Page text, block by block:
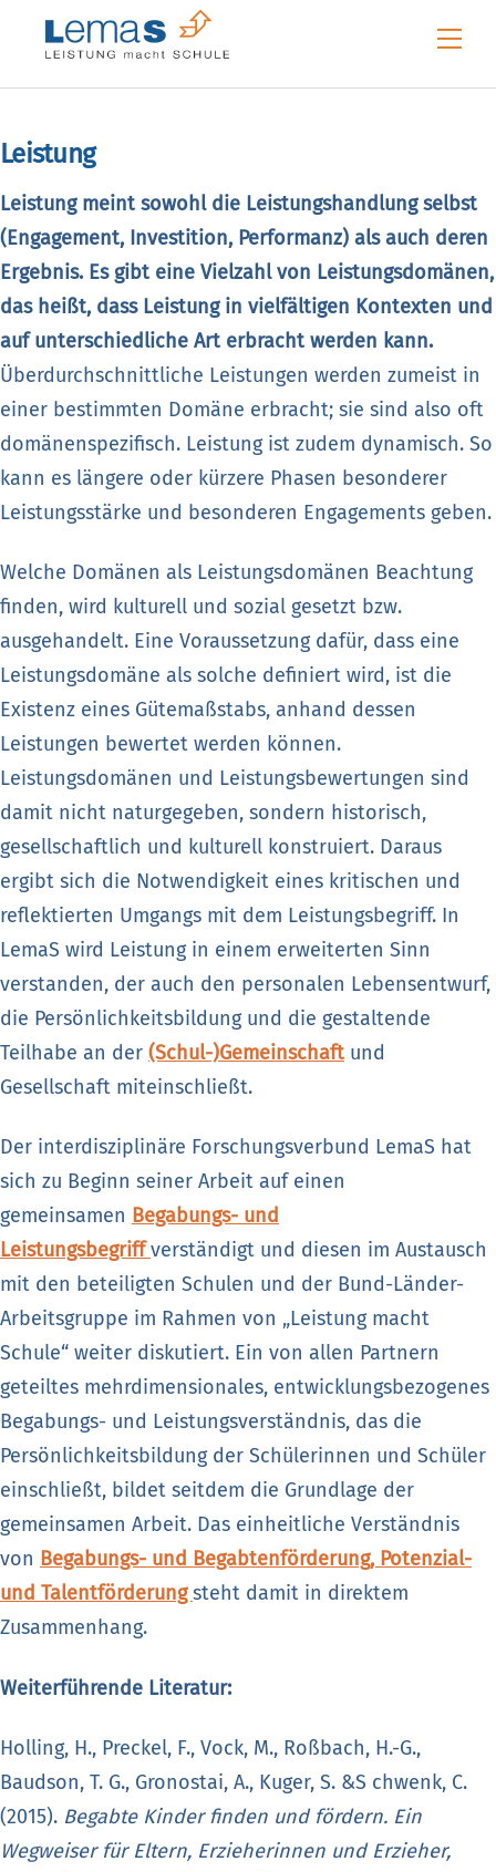
Leistung
Leistung meint sowohl die Leistungshandlung selbst
(Engagement, Investition, Performanz) als auch deren
Ergebnis. Es gibt eine Vielzahl von Leistungsdomänen,
das heißt, dass Leistung in vielfältigen Kontexten und
auf unterschiedliche Art erbracht werden kann.
Überdurchschnittliche Leistungen werden zumeist in
einer bestimmten Domäne erbracht; sie sind also oft
domänenspezifisch. Leistung ist zudem dynamisch. So
kann es längere oder kürzere Phasen besonderer
Leistungsstärke und besonderen Engagements geben.
Welche Domänen als Leistungsdomänen Beachtung
finden, wird kulturell und sozial gesetzt bzw.
ausgehandelt. Eine Voraussetzung dafür, dass eine
Leistungsdomäne als solche definiert wird, ist die
Existenz eines Gütemaßstabs, anhand dessen
Leistungen bewertet werden können.
Leistungsdomänen und Leistungsbewertungen sind
damit nicht naturgegeben, sondern historisch,
gesellschaftlich und kulturell konstruiert. Daraus
ergibt sich die Notwendigkeit eines kritischen und
reflektierten Umgangs mit dem Leistungsbegriff. In
LemaS wird Leistung in einem erweiterten Sinn
verstanden, der auch den personalen Lebensentwurf,
die Persönlichkeitsbildung und die gestaltende
Teilhabe an der (Schul-)Gemeinschaft und
Gesellschaft miteinschließt.
Der interdisziplinäre Forschungsverbund LemaS hat
sich zu Beginn seiner Arbeit auf einen
gemeinsamen Begabungs- und
Leistungsbegriffverständigt und diesen im Austausch
mit den beteiligten Schulen und der Bund-Länder-
Arbeitsgruppe im Rahmen von „Leistung macht
Schule“ weiter diskutiert. Ein von allen Partnern
geteiltes mehrdimensionales, entwicklungsbezogenes
Begabungs- und Leistungsverständnis, das die
Persönlichkeitsbildung der Schülerinnen und Schüler
einschließt, bildet seitdem die Grundlage der
gemeinsamen Arbeit. Das einheitliche Verständnis
von Begabungs- und Begabtenförderung, Potenzial-
und Talentförderungsteht damit in direktem
Zusammenhang.
Weiterführende Literatur:
Holling, H., Preckel, F., Vock, M., Roßbach, H.-G.,
Baudson, T. G., Gronostai, A., Kuger, S. &S chwenk, C.
(2015). Begabte Kinder finden und fördern. Ein
Wegweiser für Eltern, Erzieherinnen und Erzieher,